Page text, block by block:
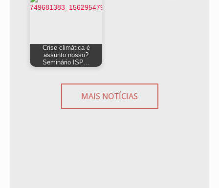
Crise climática é
assunto nosso?
Seminário ISP…
MAIS NOTÍCIAS